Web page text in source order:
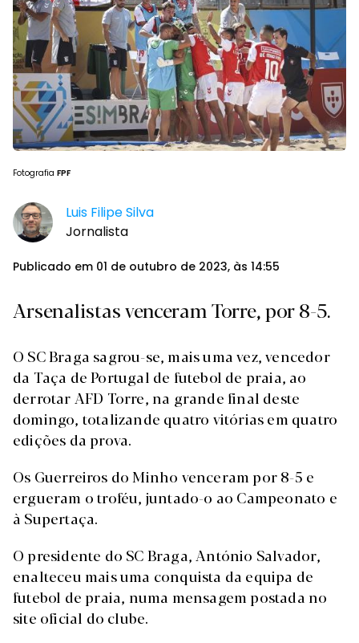
Fotografia FPF
Luis Filipe Silva
Jornalista
Publicado em 01 de outubro de 2023, às 14:55
Arsenalistas venceram Torre, por 8-5.
O SC Braga sagrou-se, mais uma vez, vencedor
da Taça de Portugal de futebol de praia, ao
derrotar AFD Torre, na grande final deste
domingo, totalizande quatro vitórias em quatro
edições da prova.
Os Guerreiros do Minho venceram por 8-5 e
ergueram o troféu, juntado-o ao Campeonato e
à Supertaça.
O presidente do SC Braga, António Salvador,
enalteceu mais uma conquista da equipa de
futebol de praia, numa mensagem postada no
site oficial do clube.